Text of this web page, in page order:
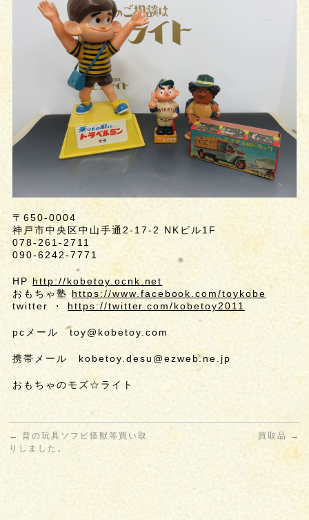
〒650-0004
神戸市中央区中山手通2-17-2 NKビル1F
078-261-2711
090-6242-7771
HP http://kobetoy.ocnk.net
おもちゃ塾 https://www.facebook.com/toykobe
twitter ・ https://twitter.com/kobetoy2011
pcメール toy@kobetoy.com
携帯メール kobetoy.desu@ezweb.ne.jp
おもちゃのモズ☆ライト
←
昔の玩具ソフビ怪獣等買い取
りしました。
買取品 →